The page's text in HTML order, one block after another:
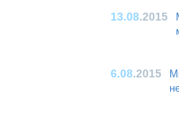
13.08.2015
6.08.2015